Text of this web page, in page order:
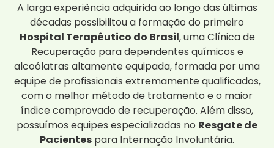
A larga experiência adquirida ao longo das últimas
décadas possibilitou a formação do primeiro
Hospital Terapêutico do Brasil, uma Clínica de
Recuperação para dependentes químicos e
alcoólatras altamente equipada, formada por uma
equipe de profissionais extremamente qualificados,
com o melhor método de tratamento e o maior
índice comprovado de recuperação. Além disso,
possuímos equipes especializadas no Resgate de
Pacientes para Internação Involuntária.